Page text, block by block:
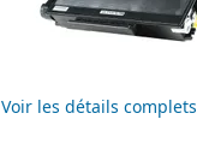
Voir les détails complets